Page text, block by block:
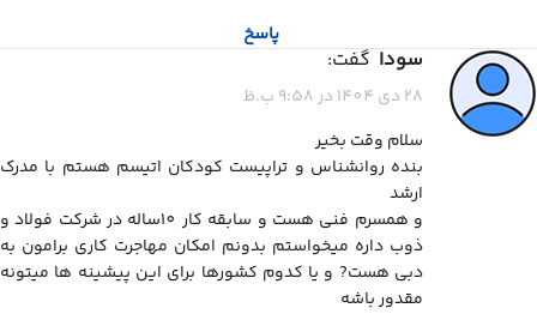
پاسخ
سودا گفت:
28 دی 1404 در 9:58 ب.ظ
سلام وقت بخیر
بنده روانشناس و تراپیست کودکان اتیسم هستم با مدرک
ارشد
و همسرم فنی هست و سابقه کار 10ساله در شرکت فولاد و
ذوب داره میخواستم بدونم امکان مهاجرت کاری برامون به
دبی هست? و یا کدوم کشورها برای این پیشینه ها میتونه
مقدور باشه